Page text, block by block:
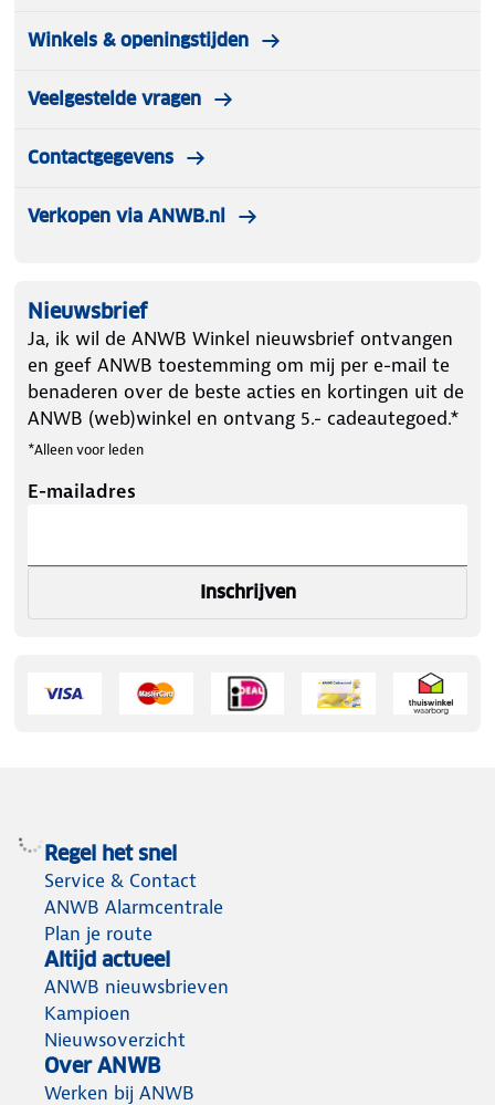
Winkels & openingstijden
Veelgestelde vragen
Contactgegevens
Verkopen via ANWB.nl
Nieuwsbrief
Ja, ik wil de ANWB Winkel nieuwsbrief ontvangen
en geef ANWB toestemming om mij per e-mail te
benaderen over de beste acties en kortingen uit de
ANWB (web)winkel en ontvang 5.- cadeautegoed.*
*Alleen voor leden
E-mailadres
Inschrijven
Regel het snel
Service & Contact
ANWB Alarmcentrale
Plan je route
Altijd actueel
ANWB nieuwsbrieven
Kampioen
Nieuwsoverzicht
Over ANWB
Werken bij ANWB